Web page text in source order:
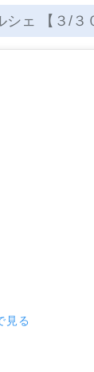
ェ 【３/３
見る